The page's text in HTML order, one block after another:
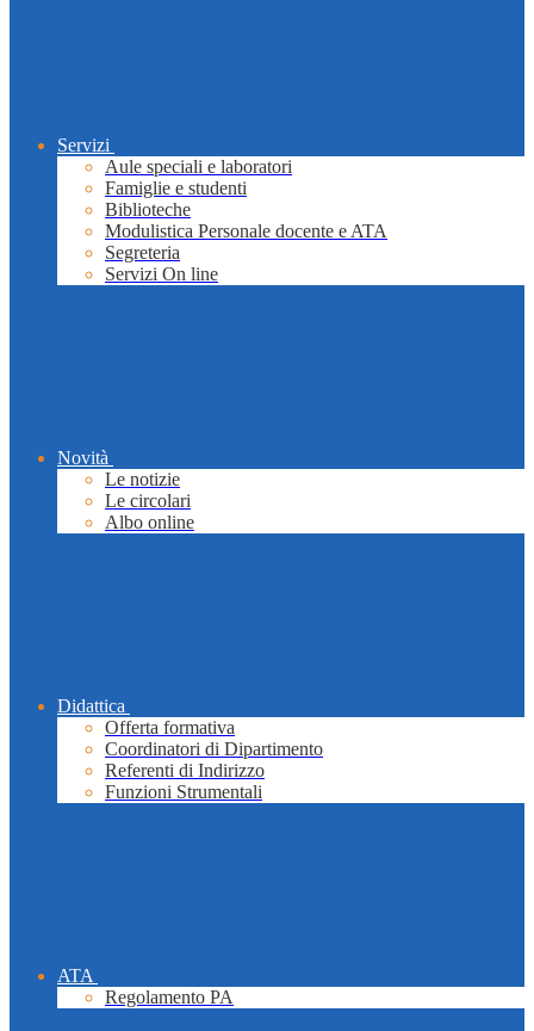
Servizi
Aule speciali e laboratori
Famiglie e studenti
Biblioteche
Modulistica Personale docente e ATA
Segreteria
Servizi On line
Novità
Le notizie
Le circolari
Albo online
Didattica
Offerta formativa
Coordinatori di Dipartimento
Referenti di Indirizzo
Funzioni Strumentali
ATA
Regolamento PA